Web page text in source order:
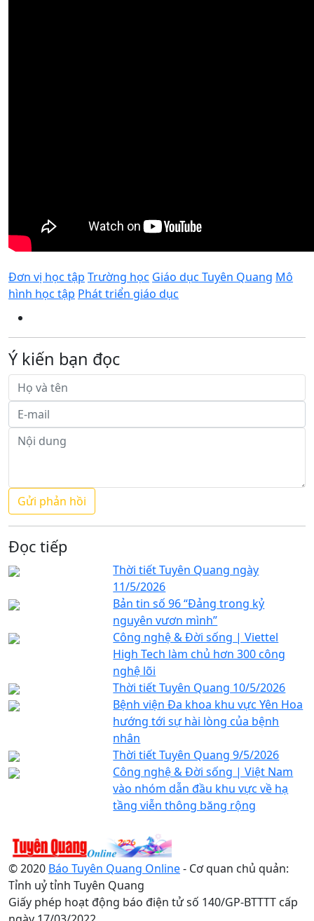
Đơn vị học tập Trường học Giáo dục Tuyên Quang Mô
hình học tập Phát triển giáo dục
Ý kiến bạn đọc
Đọc tiếp
Thời tiết Tuyên Quang ngày
11/5/2026
Bản tin số 96 “Đảng trong kỷ
nguyên vươn mình”
Công nghệ & Đời sống | Viettel
High Tech làm chủ hơn 300 công
nghệ lõi
Thời tiết Tuyên Quang 10/5/2026
Bệnh viện Đa khoa khu vực Yên Hoa
hướng tới sự hài lòng của bệnh
nhân
Thời tiết Tuyên Quang 9/5/2026
Công nghệ & Đời sống | Việt Nam
vào nhóm dẫn đầu khu vực về hạ
tầng viễn thông băng rộng
© 2020 Báo Tuyên Quang Online- Cơ quan chủ quản:
Tỉnh uỷ tỉnh Tuyên Quang
Giấy phép hoạt động báo điện tử số 140/GP-BTTTT cấp